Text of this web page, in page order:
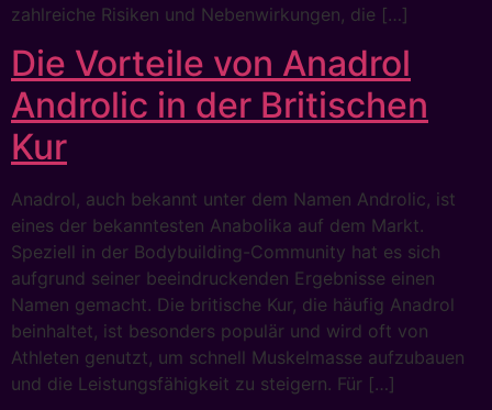
zahlreiche Risiken und Nebenwirkungen, die […]
Die Vorteile von Anadrol
Androlic in der Britischen
Kur
Anadrol, auch bekannt unter dem Namen Androlic, ist
eines der bekanntesten Anabolika auf dem Markt.
Speziell in der Bodybuilding-Community hat es sich
aufgrund seiner beeindruckenden Ergebnisse einen
Namen gemacht. Die britische Kur, die häufig Anadrol
beinhaltet, ist besonders populär und wird oft von
Athleten genutzt, um schnell Muskelmasse aufzubauen
und die Leistungsfähigkeit zu steigern. Für […]